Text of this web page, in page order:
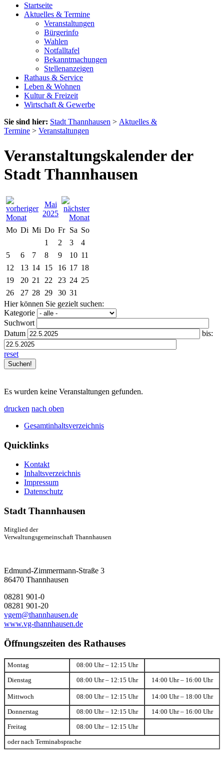
Startseite
Aktuelles & Termine
Veranstaltungen
Bürgerinfo
Wahlen
Notfalltafel
Bekanntmachungen
Stellenanzeigen
Rathaus & Service
Leben & Wohnen
Kultur & Freizeit
Wirtschaft & Gewerbe
Sie sind hier: Stadt Thannhausen > Aktuelles &
Termine > Veranstaltungen
Veranstaltungskalender der
Stadt Thannhausen
Mai
2025
Mo Di Mi Do Fr Sa So
1
2 3
4
5
6 7 8 9 10 11
12
13 14 15 16 17 18
19
20 21 22 23 24 25
26
27 28 29 30 31
Hier können Sie gezielt suchen:
Kategorie
Suchwort
Datum
bis:
reset
Es wurden keine Veranstaltungen gefunden.
drucken nach oben
Gesamtinhaltsverzeichnis
Quicklinks
Kontakt
Inhaltsverzeichnis
Impressum
Datenschutz
Stadt Thannhausen
Mitglied der
Verwaltungsgemeinschaft Thannhausen
Edmund-Zimmermann-Straße 3
86470 Thannhausen
08281 901-0
08281 901-20
vgem@thannhausen.de
www.vg-thannhausen.de
Öffnungszeiten des Rathauses
Montag 08:00 Uhr – 12:15 Uhr
Dienstag 08:00 Uhr – 12:15 Uhr 14:00 Uhr – 16:00 Uhr
Mittwoch 08:00 Uhr – 12:15 Uhr 14:00 Uhr – 18:00 Uhr
Donnerstag 08:00 Uhr – 12:15 Uhr 14:00 Uhr – 16:00 Uhr
Freitag 08:00 Uhr – 12:15 Uhr
oder nach Terminabsprache